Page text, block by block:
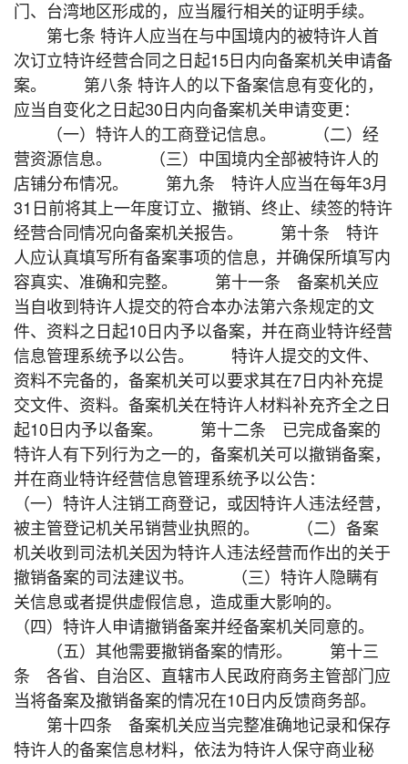
门、台湾地区形成的，应当履行相关的证明手续。
第七条 特许人应当在与中国境内的被特许人首
次订立特许经营合同之日起15日内向备案机关申请备
案。 第八条 特许人的以下备案信息有变化的，
应当自变化之日起30日内向备案机关申请变更：
（一）特许人的工商登记信息。 （二）经
营资源信息。 （三）中国境内全部被特许人的
店铺分布情况。 第九条 特许人应当在每年3月
31日前将其上一年度订立、撤销、终止、续签的特许
经营合同情况向备案机关报告。 第十条 特许
人应认真填写所有备案事项的信息，并确保所填写内
容真实、准确和完整。 第十一条 备案机关应
当自收到特许人提交的符合本办法第六条规定的文
件、资料之日起10日内予以备案，并在商业特许经营
信息管理系统予以公告。 特许人提交的文件、
资料不完备的，备案机关可以要求其在7日内补充提
交文件、资料。备案机关在特许人材料补充齐全之日
起10日内予以备案。 第十二条 已完成备案的
特许人有下列行为之一的，备案机关可以撤销备案，
并在商业特许经营信息管理系统予以公告：
（一）特许人注销工商登记，或因特许人违法经营，
被主管登记机关吊销营业执照的。 （二）备案
机关收到司法机关因为特许人违法经营而作出的关于
撤销备案的司法建议书。 （三）特许人隐瞒有
关信息或者提供虚假信息，造成重大影响的。
（四）特许人申请撤销备案并经备案机关同意的。
（五）其他需要撤销备案的情形。 第十三
条 各省、自治区、直辖市人民政府商务主管部门应
当将备案及撤销备案的情况在10日内反馈商务部。
第十四条 备案机关应当完整准确地记录和保存
特许人的备案信息材料，依法为特许人保守商业秘